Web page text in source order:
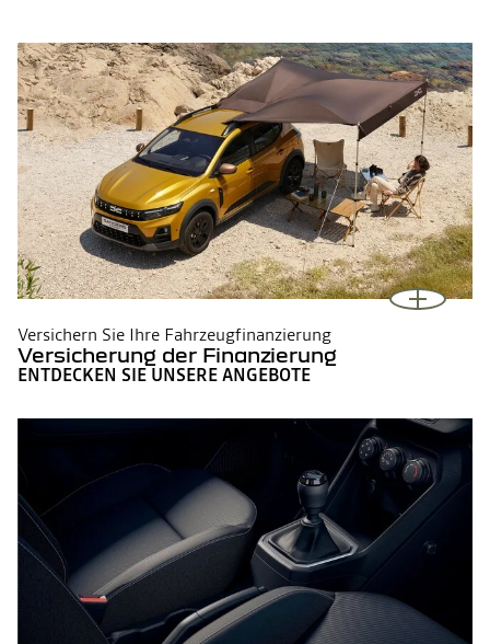
Versichern Sie Ihre Fahrzeugfinanzierung
Versicherung der Finanzierung
ENTDECKEN SIE UNSERE ANGEBOTE